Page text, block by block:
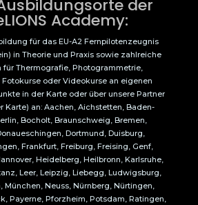
der
Academy:
für das EU-A2 Fernpilotenzeugnis
in Theorie und Praxis sowie zahlreiche
für Thermografie, Photogrammetrie,
oder Videokurse an eigenen
in der Karte oder über unsere Partner
Karte) an: Aachen, Aichstetten, Baden-
Bocholt, Braunschweig, Bremen,
Dortmund, Duisburg,
Frankfurt, Freiburg, Freising, Genf,
Heidelberg, Heilbronn, Karlsruhe,
Leer, Leipzig, Liebegg, Ludwigsburg,
München, Neuss, Nürnberg, Nürtingen,
Payerne, Pforzheim, Potsdam, Ratingen,